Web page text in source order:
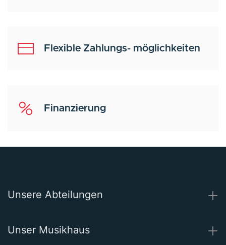
Flexible Zahlungs- möglichkeiten
Finanzierung
Unsere Abteilungen
Unser Musikhaus